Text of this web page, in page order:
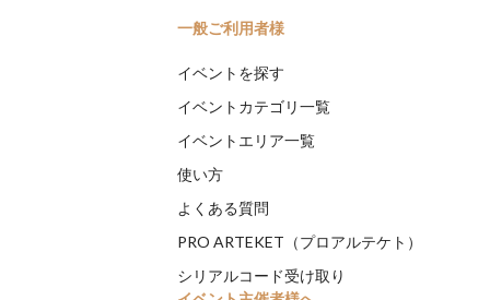
一般ご利用者様
イベントを探す
イベントカテゴリ一覧
イベントエリア一覧
使い方
よくある質問
PRO ARTEKET（プロアルテケト）
シリアルコード受け取り